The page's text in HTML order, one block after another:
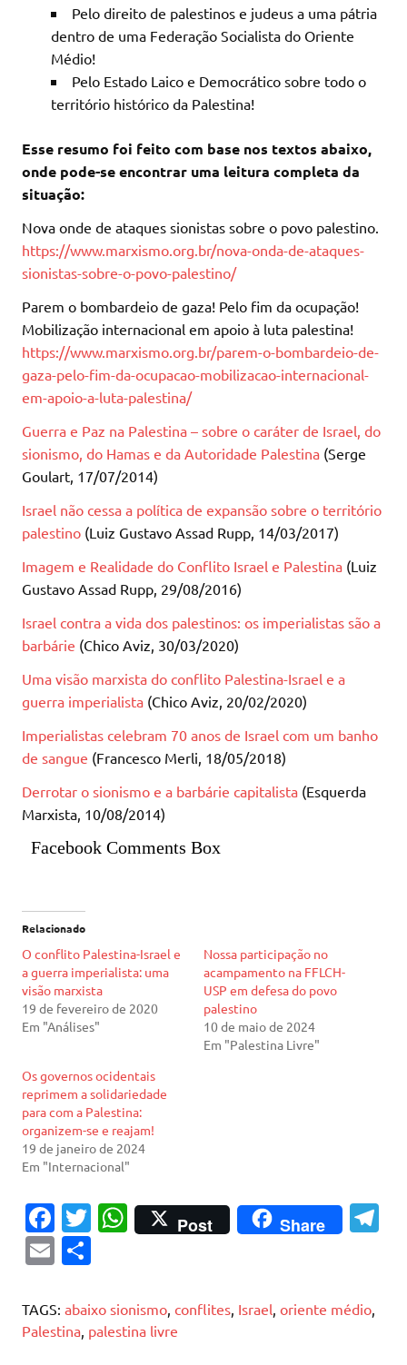
Pelo direito de palestinos e judeus a uma pátria
dentro de uma Federação Socialista do Oriente
Médio!
Pelo Estado Laico e Democrático sobre todo o
território histórico da Palestina!
Esse resumo foi feito com base nos textos abaixo,
onde pode-se encontrar uma leitura completa da
situação:
Nova onde de ataques sionistas sobre o povo palestino.
https://www.marxismo.org.br/nova-onda-de-ataques-
sionistas-sobre-o-povo-palestino/
Parem o bombardeio de gaza! Pelo fim da ocupação!
Mobilização internacional em apoio à luta palestina!
https://www.marxismo.org.br/parem-o-bombardeio-de-
gaza-pelo-fim-da-ocupacao-mobilizacao-internacional-
em-apoio-a-luta-palestina/
Guerra e Paz na Palestina – sobre o caráter de Israel, do
sionismo, do Hamas e da Autoridade Palestina (Serge
Goulart, 17/07/2014)
Israel não cessa a política de expansão sobre o território
palestino (Luiz Gustavo Assad Rupp, 14/03/2017)
Imagem e Realidade do Conflito Israel e Palestina (Luiz
Gustavo Assad Rupp, 29/08/2016)
Israel contra a vida dos palestinos: os imperialistas são a
barbárie (Chico Aviz, 30/03/2020)
Uma visão marxista do conflito Palestina-Israel e a
guerra imperialista (Chico Aviz, 20/02/2020)
Imperialistas celebram 70 anos de Israel com um banho
de sangue (Francesco Merli, 18/05/2018)
Derrotar o sionismo e a barbárie capitalista (Esquerda
Marxista, 10/08/2014)
Facebook Comments Box
Relacionado
O conflito Palestina-Israel e
a guerra imperialista: uma
visão marxista
19 de fevereiro de 2020
Em "Análises"
Nossa participação no
acampamento na FFLCH-
USP em defesa do povo
palestino
10 de maio de 2024
Em "Palestina Livre"
Os governos ocidentais
reprimem a solidariedade
para com a Palestina:
organizem-se e reajam!
19 de janeiro de 2024
Em "Internacional"
Fa
c
e
b
o
T
te
r
W
h
s
A
Post Share
E
ai
l
ar
e
TAGS: abaixo sionismo, conflites, Israel, oriente médio,
Palestina, palestina livre